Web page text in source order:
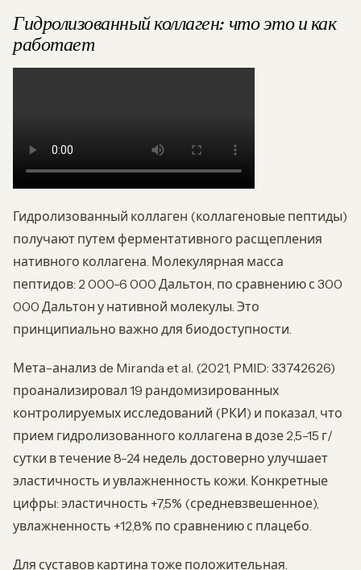
Гидролизованный коллаген: что это и как
работает
Гидролизованный коллаген (коллагеновые пептиды)
получают путем ферментативного расщепления
нативного коллагена. Молекулярная масса
пептидов: 2 000-6 000 Дальтон, по сравнению с 300
000 Дальтон у нативной молекулы. Это
принципиально важно для биодоступности.
Мета-анализ de Miranda et al. (2021, PMID: 33742626)
проанализировал 19 рандомизированных
контролируемых исследований (РКИ) и показал, что
прием гидролизованного коллагена в дозе 2,5-15 г/
сутки в течение 8-24 недель достоверно улучшает
эластичность и увлажненность кожи. Конкретные
цифры: эластичность +7,5% (средневзвешенное),
увлажненность +12,8% по сравнению с плацебо.
Для суставов картина тоже положительная.